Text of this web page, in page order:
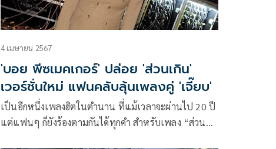
4 เมษายน 2567
'บอย พีซเมคเกอร์' ปล่อย 'ส่วนเกิน'
เวอร์ชั่นใหม่ แฟนคลับลุ้นเพลงคู่ 'เจี๊ยบ'
เป็นอีกหนึ่งเพลงฮิตในตำนาน ที่แม้เวลาจะผ่านไป 20 ปี
แต่แฟนๆ ก็ยังร้องตามกันได้ทุกคำ สำหรับเพลง “ส่วน